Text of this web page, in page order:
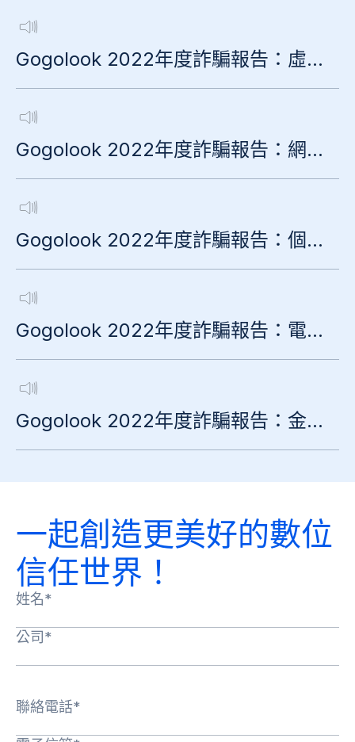
Gogolook 2022年度詐騙報告：虛擬貨幣篇
Gogolook 2022年度詐騙報告：網域篇
Gogolook 2022年度詐騙報告：個資外洩篇
Gogolook 2022年度詐騙報告：電話與簡訊篇
Gogolook 2022年度詐騙報告：金融借貸篇
一起創造更美好的數位
信任世界！